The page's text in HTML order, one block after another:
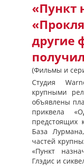
«Пункт
другие
(Фильмы и
Студия
крупными
объявлены
приквела
предстоящих
База
частей
«Пункт
Глэдис и